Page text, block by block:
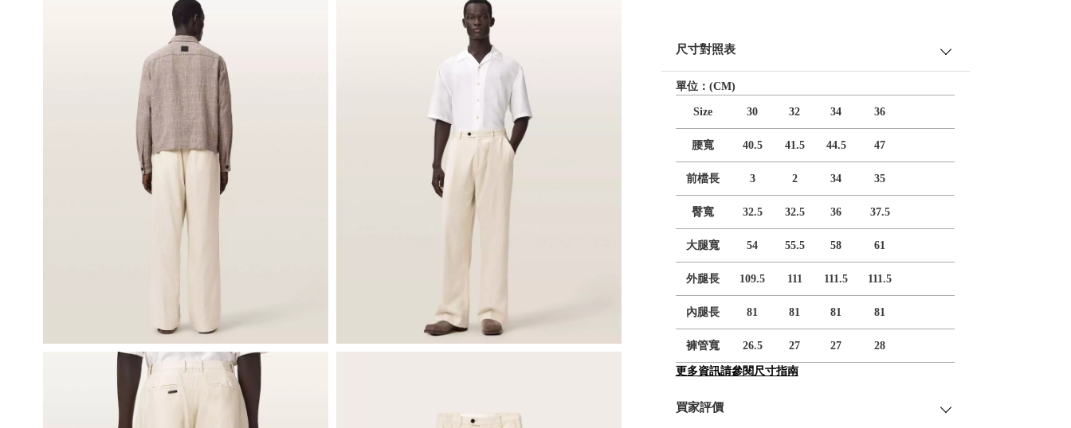
尺寸對照表
單位：(CM)
Size 30 32 34 36
腰寬 40.5 41.5 44.5 47
前檔長 3 2 34 35
臀寬 32.5 32.5 36 37.5
大腿寬 54 55.5 58 61
外腿長 109.5 111 111.5 111.5
內腿長 81 81 81 81
褲管寬 26.5 27 27 28
更多資訊請參閱尺寸指南
買家評價